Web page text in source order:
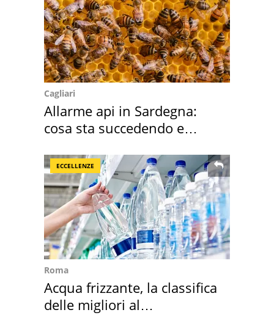
Cagliari
Allarme api in Sardegna:
cosa sta succedendo e
ECCELLENZE
Roma
Acqua frizzante, la classifica
delle migliori al